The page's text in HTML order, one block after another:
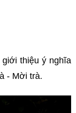
thiệu ý nghĩa
- Mời trà.